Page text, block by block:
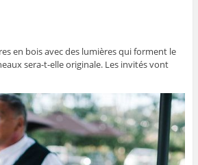
en bois avec des lumières qui forment le
sera-t-elle originale. Les invités vont